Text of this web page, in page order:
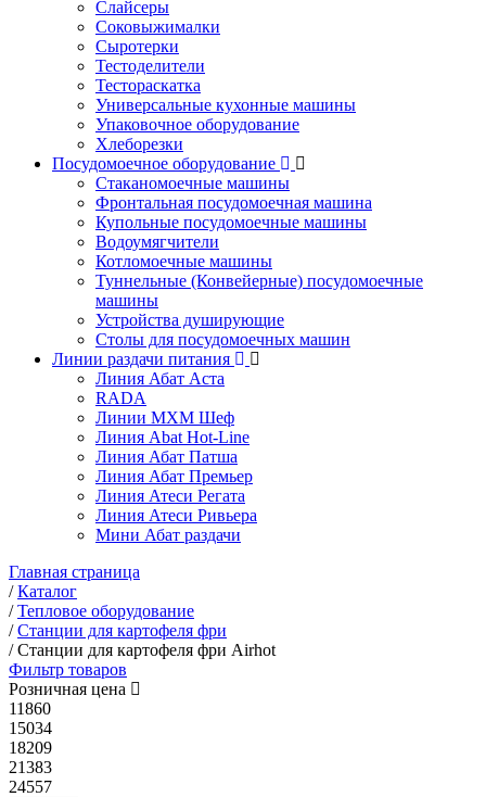
Слайсеры
Соковыжималки
Сыротерки
Тестоделители
Тестораскатка
Универсальные кухонные машины
Упаковочное оборудование
Хлеборезки
Посудомоечное оборудование
Стаканомоечные машины
Фронтальная посудомоечная машина
Купольные посудомоечные машины
Водоумягчители
Котломоечные машины
Туннельные (Конвейерные) посудомоечные
машины
Устройства душирующие
Столы для посудомоечных машин
Линии раздачи питания
Линия Абат Аста
RADA
Линии МХМ Шеф
Линия Abat Hot-Line
Линия Абат Патша
Линия Абат Премьер
Линия Атеси Регата
Линия Атеси Ривьера
Мини Абат раздачи
Главная страница
/Каталог
/Тепловое оборудование
/Станции для картофеля фри
/Станции для картофеля фри Airhot
Фильтр товаров
Розничная цена
11860
15034
18209
21383
24557